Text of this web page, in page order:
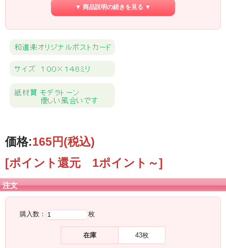
▼ 商品説明の続きを見る ▼
価格:165円(税込)
[ポイント還元 1ポイント～]
注文
購入数： 枚
在庫 43枚